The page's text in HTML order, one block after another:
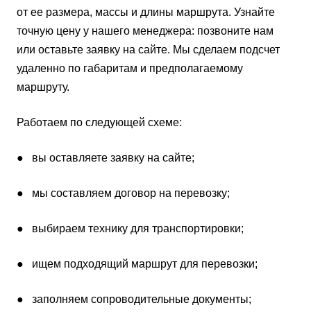
от ее размера, массы и длины маршрута. Узнайте
точную цену у нашего менеджера: позвоните нам
или оставьте заявку на сайте. Мы сделаем подсчет
удаленно по габаритам и предполагаемому
маршруту.
Работаем по следующей схеме:
● вы оставляете заявку на сайте;
● мы составляем договор на перевозку;
● выбираем технику для транспортировки;
● ищем подходящий маршрут для перевозки;
● заполняем сопроводительные документы;